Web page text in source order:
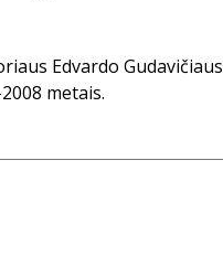
Edvardo Gudavičiaus
metais.